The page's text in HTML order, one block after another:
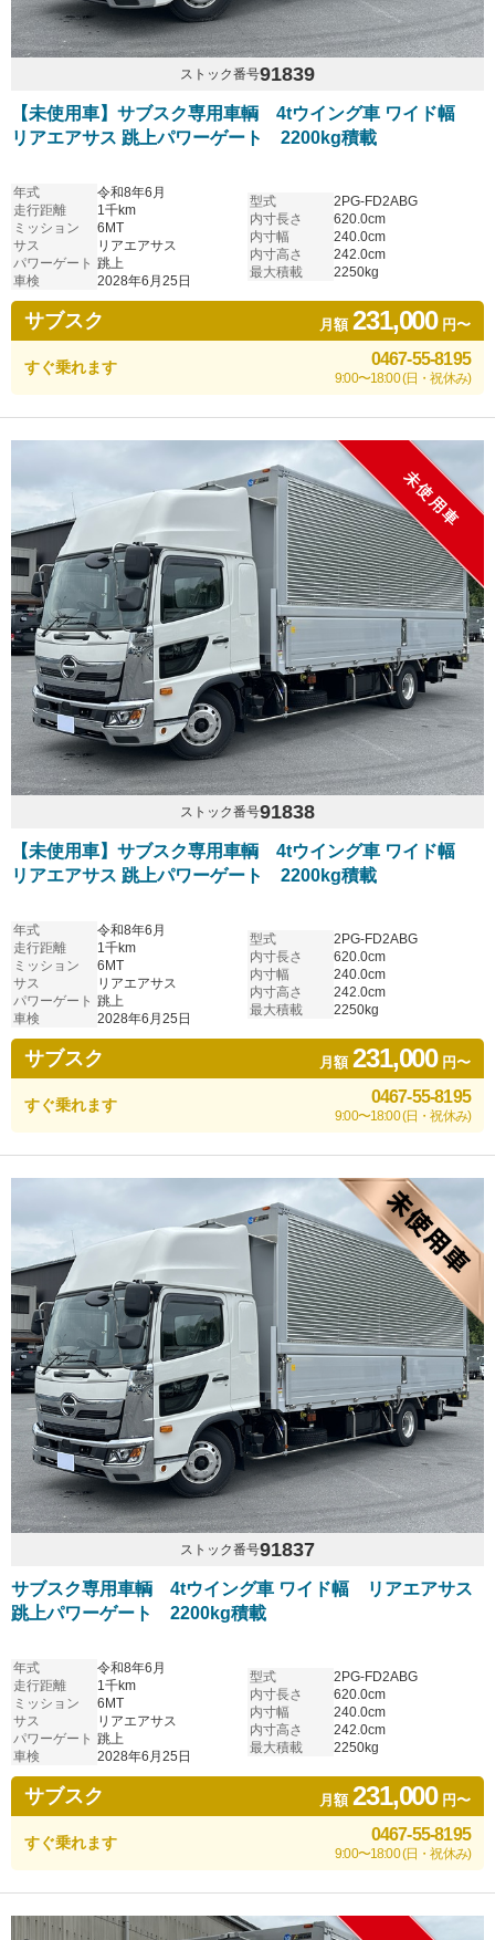
ストック番号91839
【未使用車】サブスク専用車輌 4tウイング車 ワイド幅
リアエアサス 跳上パワーゲート 2200kg積載
年式
令和8年6月
走行距離
1千km
ミッション
6MT
サス
リアエアサス
パワーゲート 跳上
車検
2028年6月25日
型式
2PG-FD2ABG
内寸長さ
620.0cm
内寸幅
240.0cm
内寸高さ
242.0cm
最大積載
2250kg
サブスク 月額231,000円〜
すぐ乗れます 0467-55-8195
9:00〜18:00 (日・祝休み)
未使用車
ストック番号91838
【未使用車】サブスク専用車輌 4tウイング車 ワイド幅
リアエアサス 跳上パワーゲート 2200kg積載
年式
令和8年6月
走行距離
1千km
ミッション
6MT
サス
リアエアサス
パワーゲート 跳上
車検
2028年6月25日
型式
2PG-FD2ABG
内寸長さ
620.0cm
内寸幅
240.0cm
内寸高さ
242.0cm
最大積載
2250kg
サブスク 月額231,000円〜
すぐ乗れます 0467-55-8195
9:00〜18:00 (日・祝休み)
ストック番号91837
サブスク専用車輌 4tウイング車 ワイド幅 リアエアサス
跳上パワーゲート 2200kg積載
年式
令和8年6月
走行距離
1千km
ミッション
6MT
サス
リアエアサス
パワーゲート 跳上
車検
2028年6月25日
型式
2PG-FD2ABG
内寸長さ
620.0cm
内寸幅
240.0cm
内寸高さ
242.0cm
最大積載
2250kg
サブスク 月額231,000円〜
すぐ乗れます 0467-55-8195
9:00〜18:00 (日・祝休み)